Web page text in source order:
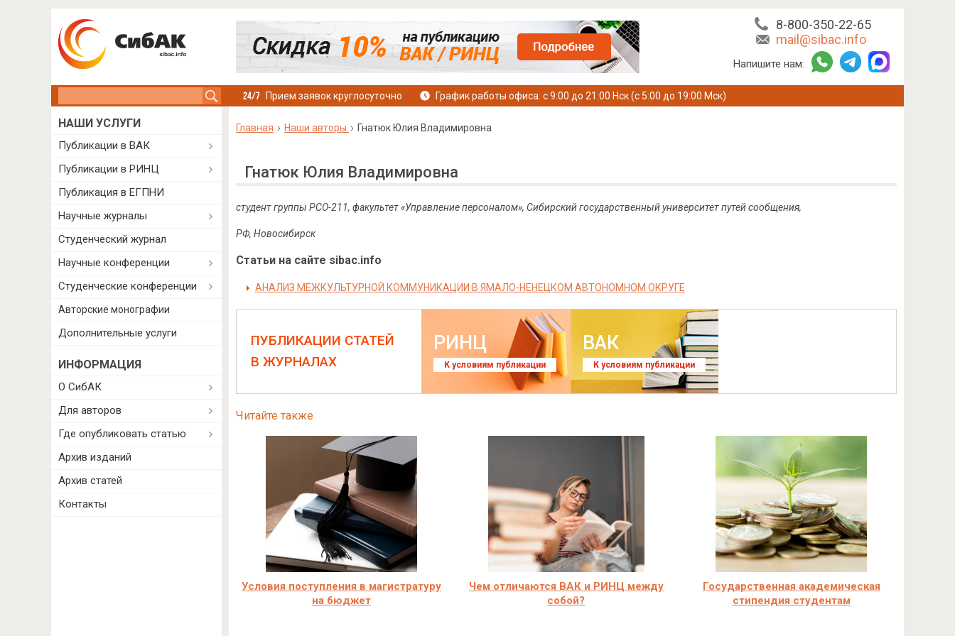
8-800-350-22-65
mail@sibac.info
Напишите нам:
Прием заявок круглосуточно График работы офиса: с 9:00 до 21:00 Нск (с 5:00 до 19:00 Мск)
Главная Наши авторы Гнатюк Юлия Владимировна
Гнатюк Юлия Владимировна
студент группы РСО-211, факультет «Управление персоналом», Сибирский государственный университет путей сообщения,
РФ, Новосибирск
Статьи на сайте sibac.info
АНАЛИЗ МЕЖКУЛЬТУРНОЙ КОММУНИКАЦИИ В ЯМАЛО-НЕНЕЦКОМ АВТОНОМНОМ ОКРУГЕ
ПУБЛИКАЦИИ СТАТЕЙ
В ЖУРНАЛАХ
РИНЦ
К условиям публикации
ВАК
К условиям публикации
Читайте также
Условия поступления в магистратуру
на бюджет
Чем отличаются ВАК и РИНЦ между
собой?
Государственная академическая
стипендия студентам
НАШИ УСЛУГИ
Публикации в ВАК
Публикации в РИНЦ
Публикация в ЕГПНИ
Научные журналы
Студенческий журнал
Научные конференции
Студенческие конференции
Авторские монографии
Дополнительные услуги
ИНФОРМАЦИЯ
О СибАК
Для авторов
Где опубликовать статью
Архив изданий
Архив статей
Контакты